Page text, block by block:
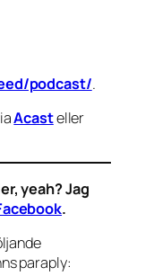
podcast/.
Acasteller
yeah? Jag
.
paraply: